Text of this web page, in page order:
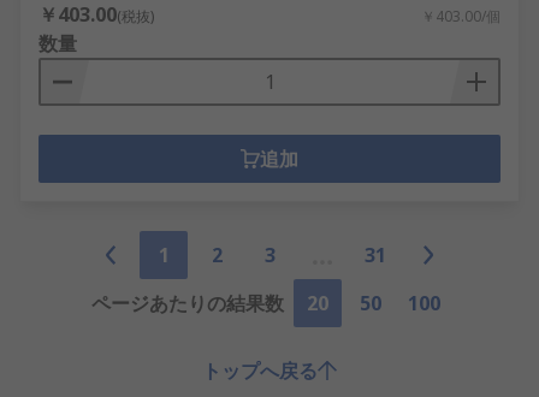
￥403.00(税抜) ￥403.00/個
数量
追加
1 2 3
31
ページあたりの結果数
20 50 100
トップへ戻る